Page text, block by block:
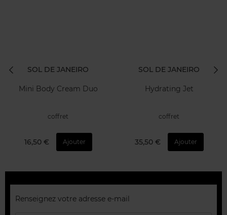
SOL DE JANEIRO
Mini Body Cream Duo
coffret
16,50 € Ajouter
SOL DE JANEIRO
Hydrating Jet
coffret
35,50 € Ajouter
Rejoignez-nous
Renseignez votre adresse e-mail